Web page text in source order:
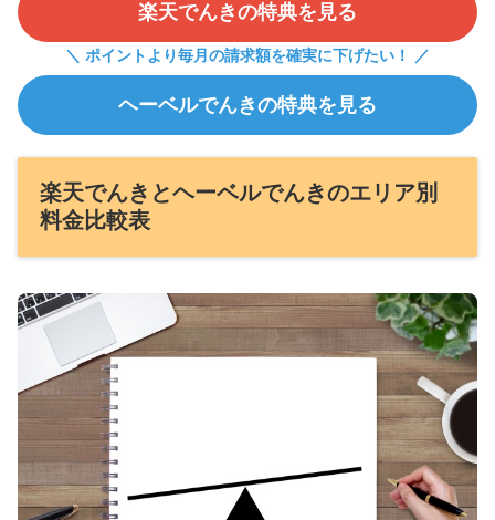
楽天でんきの特典を見る
＼ ポイントより毎月の請求額を確実に下げたい！ ／
ヘーベルでんきの特典を見る
楽天でんきとヘーベルでんきのエリア別
料金比較表